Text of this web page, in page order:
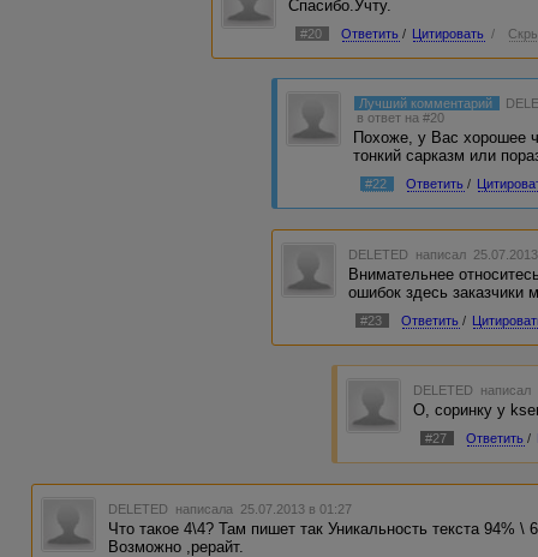
Спасибо.Учту.
#20 Ответить / Цитировать /
Лучший комментарий
в ответ на #20
Похоже, у Вас хорошее
тонкий сарказм или
#22 Ответить /
DELETED написал
Внимательнее
ошибок здесь заказчики
#23 Ответить /
DELETED
О, соринку у
#27 Ответить /
DELETED написала 25.07.2013 в 01:27
Что такое 4\4? Там пишет так Уникальность текста 94% \
Возможно ,рерайт.